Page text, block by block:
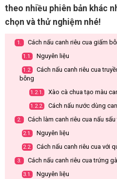
theo nhiều phiên bản khác
chọn và thử nghiệm nhé!
1. Cách nấu canh riêu cua giấm
1.1. Nguyên liệu
1.2.
Cách nấu canh riêu cua
bỗng
1.2.1. Xào cà chua tạo màu
1.2.2. Cách nấu nước dùng
2. Cách làm canh riêu cua nấu
2.1. Nguyên liệu
2.2. Cách nấu canh riêu cua với
3. Cách nấu canh riêu cua trứng
3.1. Nguyên liệu